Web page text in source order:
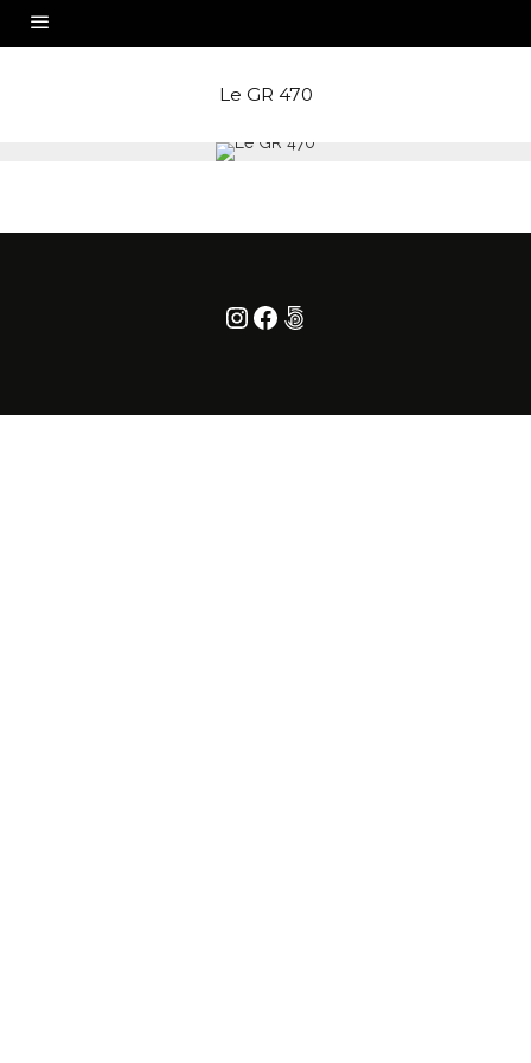
Le GR 470
Instagram
Facebook
500px